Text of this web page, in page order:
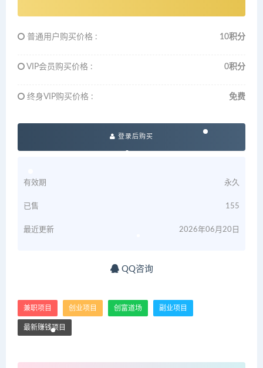
普通用户购买价格 : 10积分
VIP会员购买价格 : 0积分
终身VIP购买价格 : 免费
登录后购买
有效期 永久
已售 155
最近更新 2026年06月20日
QQ咨询
兼职项目 创业项目 创富道场 副业项目
最新赚钱项目